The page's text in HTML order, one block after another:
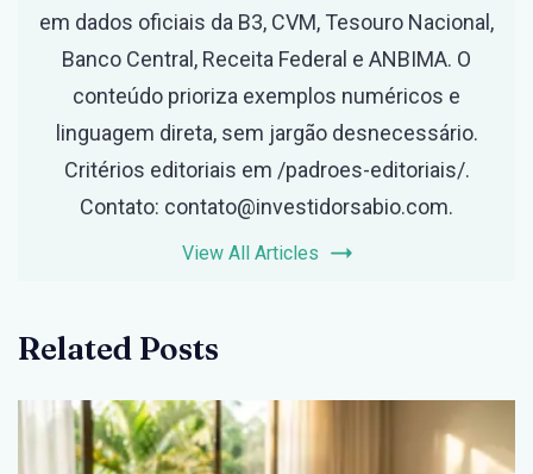
em dados oficiais da B3, CVM, Tesouro Nacional,
Banco Central, Receita Federal e ANBIMA. O
conteúdo prioriza exemplos numéricos e
linguagem direta, sem jargão desnecessário.
Critérios editoriais em /padroes-editoriais/.
Contato: contato@investidorsabio.com.
View All Articles
Related Posts